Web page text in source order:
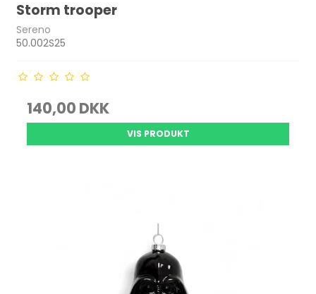
Storm trooper
Sereno
50.002S25
140,00 DKK
VIS PRODUKT